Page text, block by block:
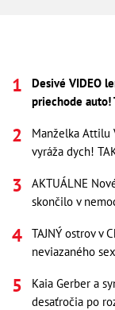
Desivé VIDEO
priechode
Manželka Attilu
vyráža dych!
AKTUÁLNE
skončilo v
TAJNÝ ostrov v
neviazaného
Kaia Gerber a
desaťročia po